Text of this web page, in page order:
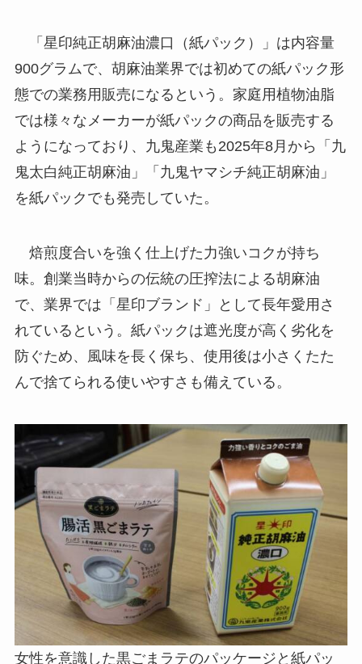
「星印純正胡麻油濃口（紙パック）」は内容量
900グラムで、胡麻油業界では初めての紙パック形
態での業務用販売になるという。家庭用植物油脂
では様々なメーカーが紙パックの商品を販売する
ようになっており、九鬼産業も2025年8月から「九
鬼太白純正胡麻油」「九鬼ヤマシチ純正胡麻油」
を紙パックでも発売していた。
焙煎度合いを強く仕上げた力強いコクが持ち
味。創業当時からの伝統の圧搾法による胡麻油
で、業界では「星印ブランド」として長年愛用さ
れているという。紙パックは遮光度が高く劣化を
防ぐため、風味を長く保ち、使用後は小さくたた
んで捨てられる使いやすさも備えている。
女性を意識した黒ごまラテのパッケージと紙パッ